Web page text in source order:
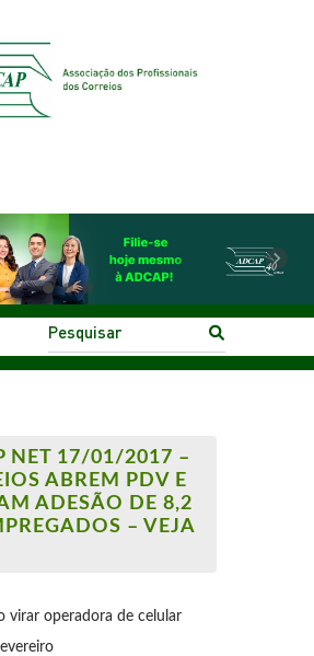
Next
NET 17/01/2017 –
ABREM PDV E
ADESÃO DE 8,2
– VEJA
virar operadora de celular